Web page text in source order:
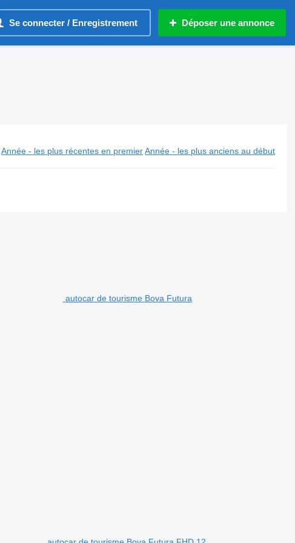
Se connecter / Enregistrement Déposer une annonce
Année - les plus récentes en premier Année - les plus anciens au début
autocar de tourisme Bova Futura